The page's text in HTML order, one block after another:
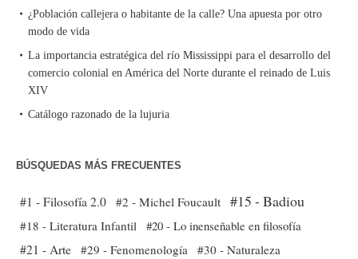
¿Población callejera o habitante de la calle? Una apuesta por otro
modo de vida
La importancia estratégica del río Mississippi para el desarrollo del
comercio colonial en América del Norte durante el reinado de Luis
XIV
Catálogo razonado de la lujuria
BÚSQUEDAS MÁS FRECUENTES
#1 - Filosofía 2.0 #2 - Michel Foucault #15 - Badiou
#18 - Literatura Infantil #20 - Lo inenseñable en filosofía
#21 - Arte #29 - Fenomenología #30 - Naturaleza